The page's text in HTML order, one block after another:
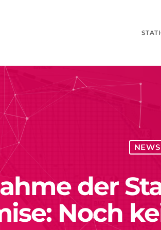
der
Noch